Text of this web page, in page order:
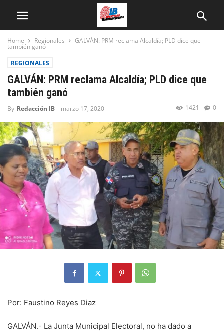
Home Regionales GALVÁN: PRM reclama Alcaldía; PLD dice que
también ganó
REGIONALES
GALVÁN: PRM reclama Alcaldía; PLD dice que
también ganó
By Redacción IB- marzo 17, 2020 0
1421
Por: Faustino Reyes Diaz
GALVÁN.- La Junta Municipal Electoral, no ha dado a